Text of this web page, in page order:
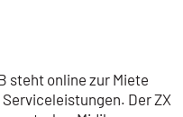
steht online zur Miete
Der ZX